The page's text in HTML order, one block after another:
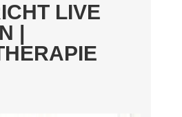
LIVE
|